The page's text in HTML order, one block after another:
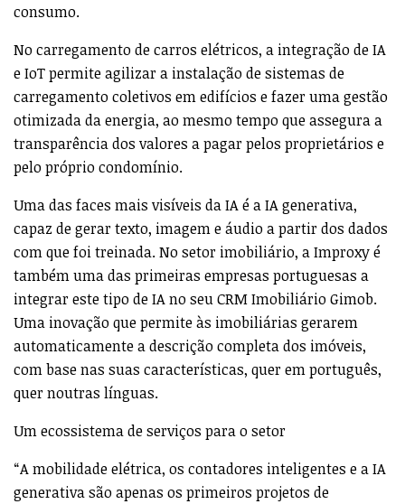
consumo.
No carregamento de carros elétricos, a integração de IA
e IoT permite agilizar a instalação de sistemas de
carregamento coletivos em edifícios e fazer uma gestão
otimizada da energia, ao mesmo tempo que assegura a
transparência dos valores a pagar pelos proprietários e
pelo próprio condomínio.
Uma das faces mais visíveis da IA é a IA generativa,
capaz de gerar texto, imagem e áudio a partir dos dados
com que foi treinada. No setor imobiliário, a Improxy é
também uma das primeiras empresas portuguesas a
integrar este tipo de IA no seu CRM Imobiliário Gimob.
Uma inovação que permite às imobiliárias gerarem
automaticamente a descrição completa dos imóveis,
com base nas suas características, quer em português,
quer noutras línguas.
Um ecossistema de serviços para o setor
“A mobilidade elétrica, os contadores inteligentes e a IA
generativa são apenas os primeiros projetos de